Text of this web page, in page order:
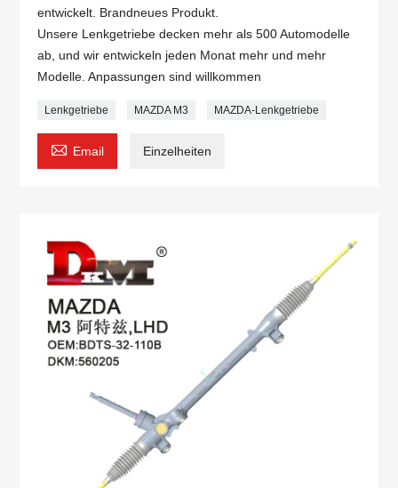
entwickelt. Brandneues Produkt.
Unsere Lenkgetriebe decken mehr als 500 Automodelle
ab, und wir entwickeln jeden Monat mehr und mehr
Modelle. Anpassungen sind willkommen
Lenkgetriebe MAZDA M3 MAZDA-Lenkgetriebe
 Email Einzelheiten